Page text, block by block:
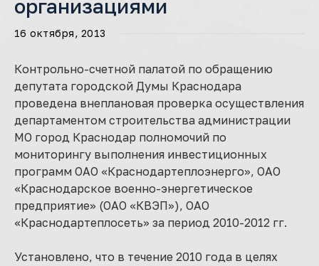
организациями
16 октября, 2013
Контрольно-счетной палатой по обращению
депутата городской Думы Краснодара
проведена внеплановая проверка осуществления
департаментом строительства администрации
МО город Краснодар полномочий по
мониторингу выполнения инвестиционных
программ ОАО «Краснодартеплоэнерго», ОАО
«Краснодарское военно-энергетическое
предприятие» (ОАО «КВЭП»), ОАО
«Краснодартеплосеть» за период 2010-2012 гг.
Установлено, что в течение 2010 года в целях